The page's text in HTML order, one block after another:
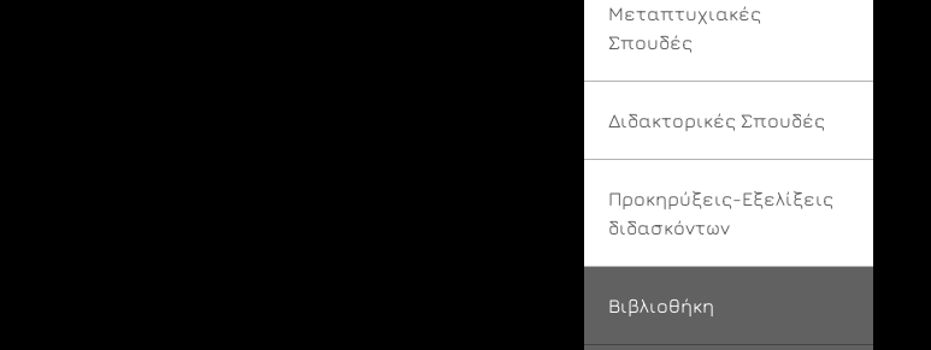
Μεταπτυχιακές
Σπουδές
Διδακτορικές Σπουδές
Προκηρύξεις-Εξελίξεις
διδασκόντων
Βιβλιοθήκη